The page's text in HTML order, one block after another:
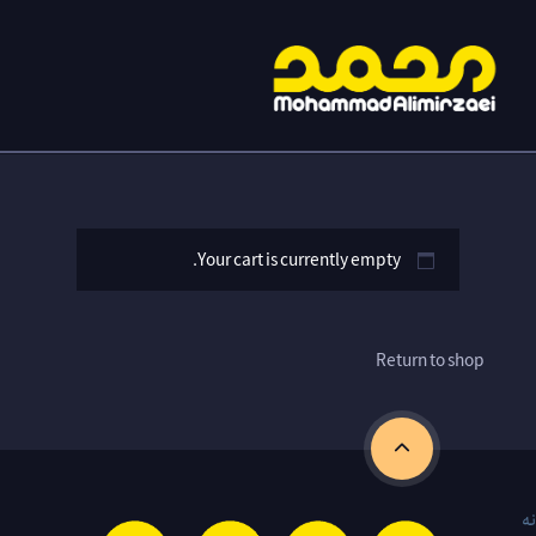
Your cart is currently empty.
Return to shop